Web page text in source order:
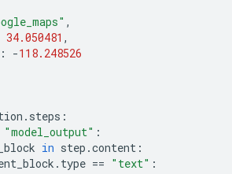
,
34.050481 ,
: -118.248526
. steps :
"model_output" :
in step .content :
. type == "text" :